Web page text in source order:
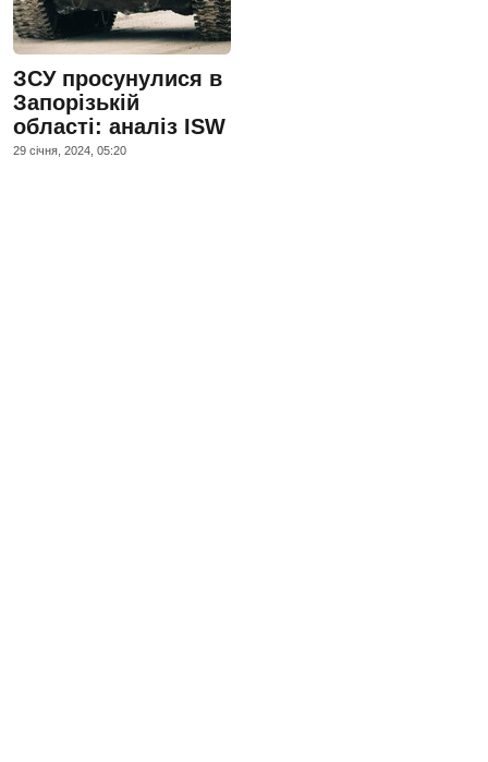
ЗСУ просунулися в
Запорізькій
області: аналіз ISW
29 сiчня, 2024, 05:20